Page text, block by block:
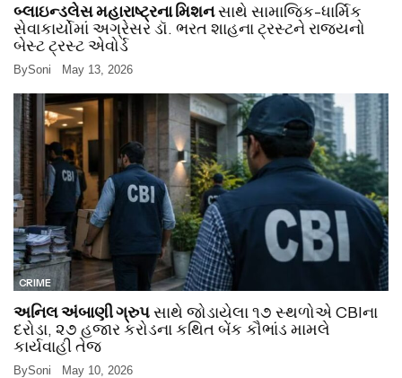
બ્લાઇન્ડલેસ મહારાષ્ટ્રના મિશનસાથે સામાજિક-ધાર્મિક
સેવાકાર્યોમાં અગ્રેસર ડૉ. ભરત શાહના ટ્રસ્ટને રાજ્યનો
બેસ્ટ ટ્રસ્ટ એવોર્ડ
BySoni May 13, 2026
CRIME
અનિલ અંબાણી ગ્રુપસાથે જોડાયેલા ૧૭ સ્થળોએ CBIના
દરોડા, ૨૭ હજાર કરોડના કથિત બેંક કૌભાંડ મામલે
કાર્યવાહી તેજ
BySoni May 10, 2026